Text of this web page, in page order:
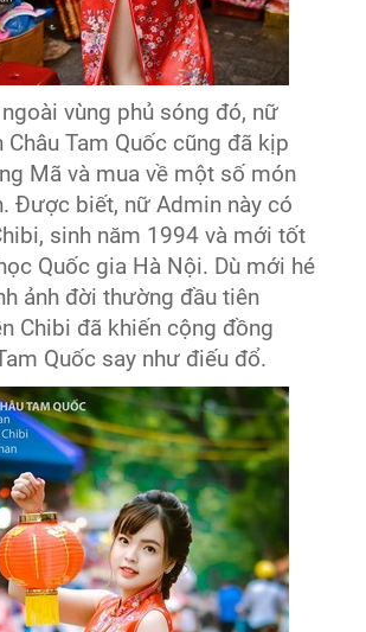
vùng phủ sóng đó, nữ
Tam Quốc cũng đã kịp
Mã và mua về một số món
Được biết, nữ Admin này có
sinh năm 1994 và mới tốt
Quốc gia Hà Nội. Dù mới hé
ảnh đời thường đầu tiên
Chibi đã khiến cộng đồng
Quốc say như điếu đổ.